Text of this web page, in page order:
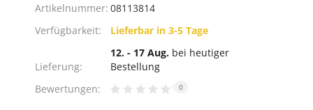
Artikelnummer: 08113814
Verfügbarkeit:
Lieferbar in 3-5 Tage
Lieferung:
12. - 17 Aug. bei heutiger
Bestellung
Bewertungen:
0